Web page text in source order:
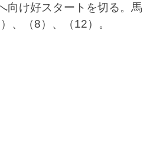
向け好スタートを切る。馬
、（8）、（12）。